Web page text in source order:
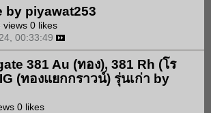
by piyawat253
views 0 likes
00:33:49
381 Au (ทอง), 381 Rh (โร
(ทองแยกกราวน์) รุ่นเก่า by
0 likes